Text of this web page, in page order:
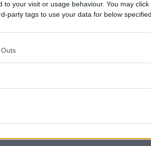
to your visit or usage behaviour. You may
party tags to use your data for below
Play
som av många anses vara